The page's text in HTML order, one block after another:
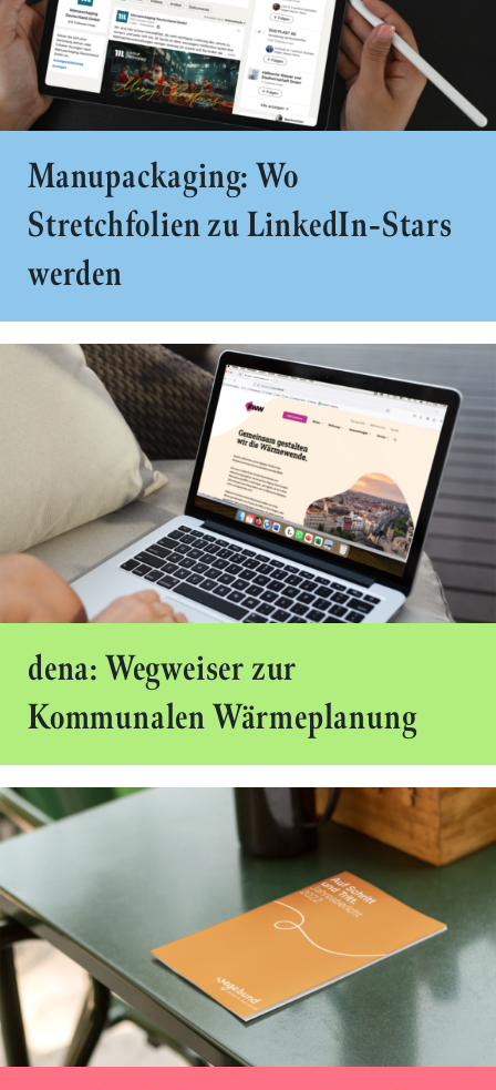
Manupackaging: Wo
Stretchfolien zu LinkedIn-Stars
werden
dena: Wegweiser zur
Kommunalen Wärmeplanung